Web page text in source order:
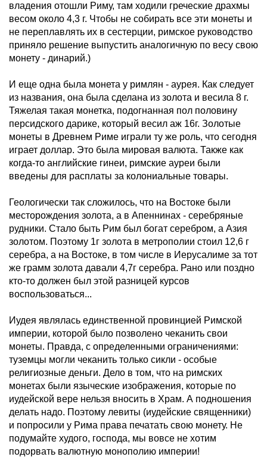
владения отошли Риму, там ходили греческие драхмы
весом около 4,3 г. Чтобы не собирать все эти монеты и
не переплавлять их в сестерции, римское руководство
приняло решение выпустить аналогичную по весу свою
монету - динарий.)
И еще одна была монета у римлян - аурея. Как следует
из названия, она была сделана из золота и весила 8 г.
Тяжелая такая монетка, подогнанная пол половину
персидского дарике, который весил аж 16г. Золотые
монеты в Древнем Риме играли ту же роль, что сегодня
играет доллар. Это была мировая валюта. Также как
когда-то английские гинеи, римские ауреи были
введены для расплаты за колониальные товары.
Геологически так сложилось, что на Востоке были
месторождения золота, а в Апеннинах - серебряные
рудники. Стало быть Рим был богат серебром, а Азия
золотом. Поэтому 1г золота в метрополии стоил 12,6 г
серебра, а на Востоке, в том числе в Иерусалиме за тот
же грамм золота давали 4,7г серебра. Рано или поздно
кто-то должен был этой разницей курсов
воспользоваться...
Иудея являлась единственной провинцией Римской
империи, которой было позволено чеканить свои
монеты. Правда, с определенными ограничениями:
туземцы могли чеканить только сикли - особые
религиозные деньги. Дело в том, что на римских
монетах были языческие изображения, которые по
иудейской вере нельзя вносить в Храм. А подношения
делать надо. Поэтому левиты (иудейские священники)
и попросили у Рима права печатать свою монету. Не
подумайте худого, господа, мы вовсе не хотим
подорвать валютную монополию империи!